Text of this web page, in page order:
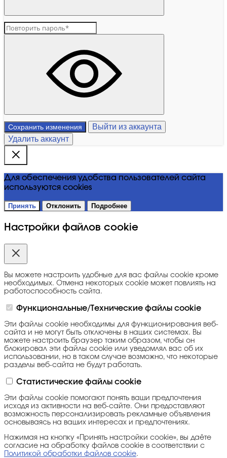
Сохранить изменения
Выйти из аккаунта
Удалить аккаунт
Для обеспечения удобства пользователей сайта
используются cookies
Принять Отклонить Подробнее
Настройки файлов cookie
Вы можете настроить удобные для вас файлы cookie кроме
необходимых. Отмена некоторых cookie может повлиять на
работоспособность сайта.
Функциональные/Технические файлы cookie
Эти файлы cookie необходимы для функционирования веб-
сайта и не могут быть отключены в наших системах. Вы
можете настроить браузер таким образом, чтобы он
блокировал эти файлы cookie или уведомлял вас об их
использовании, но в таком случае возможно, что некоторые
разделы веб-сайта не будут работать.
Статистические файлы cookie
Эти файлы cookie помогают понять ваши предпочтения
исходя из активности на веб-сайте. Они предоставляют
возможность персонализировать рекламные объявления
основываясь на ваших интересах и предпочтениях.
Нажимая на кнопку «Принять настройки cookie», вы даёте
согласие на обработку файлов cookie в соответствии с
Политикой обработки файлов cookie.